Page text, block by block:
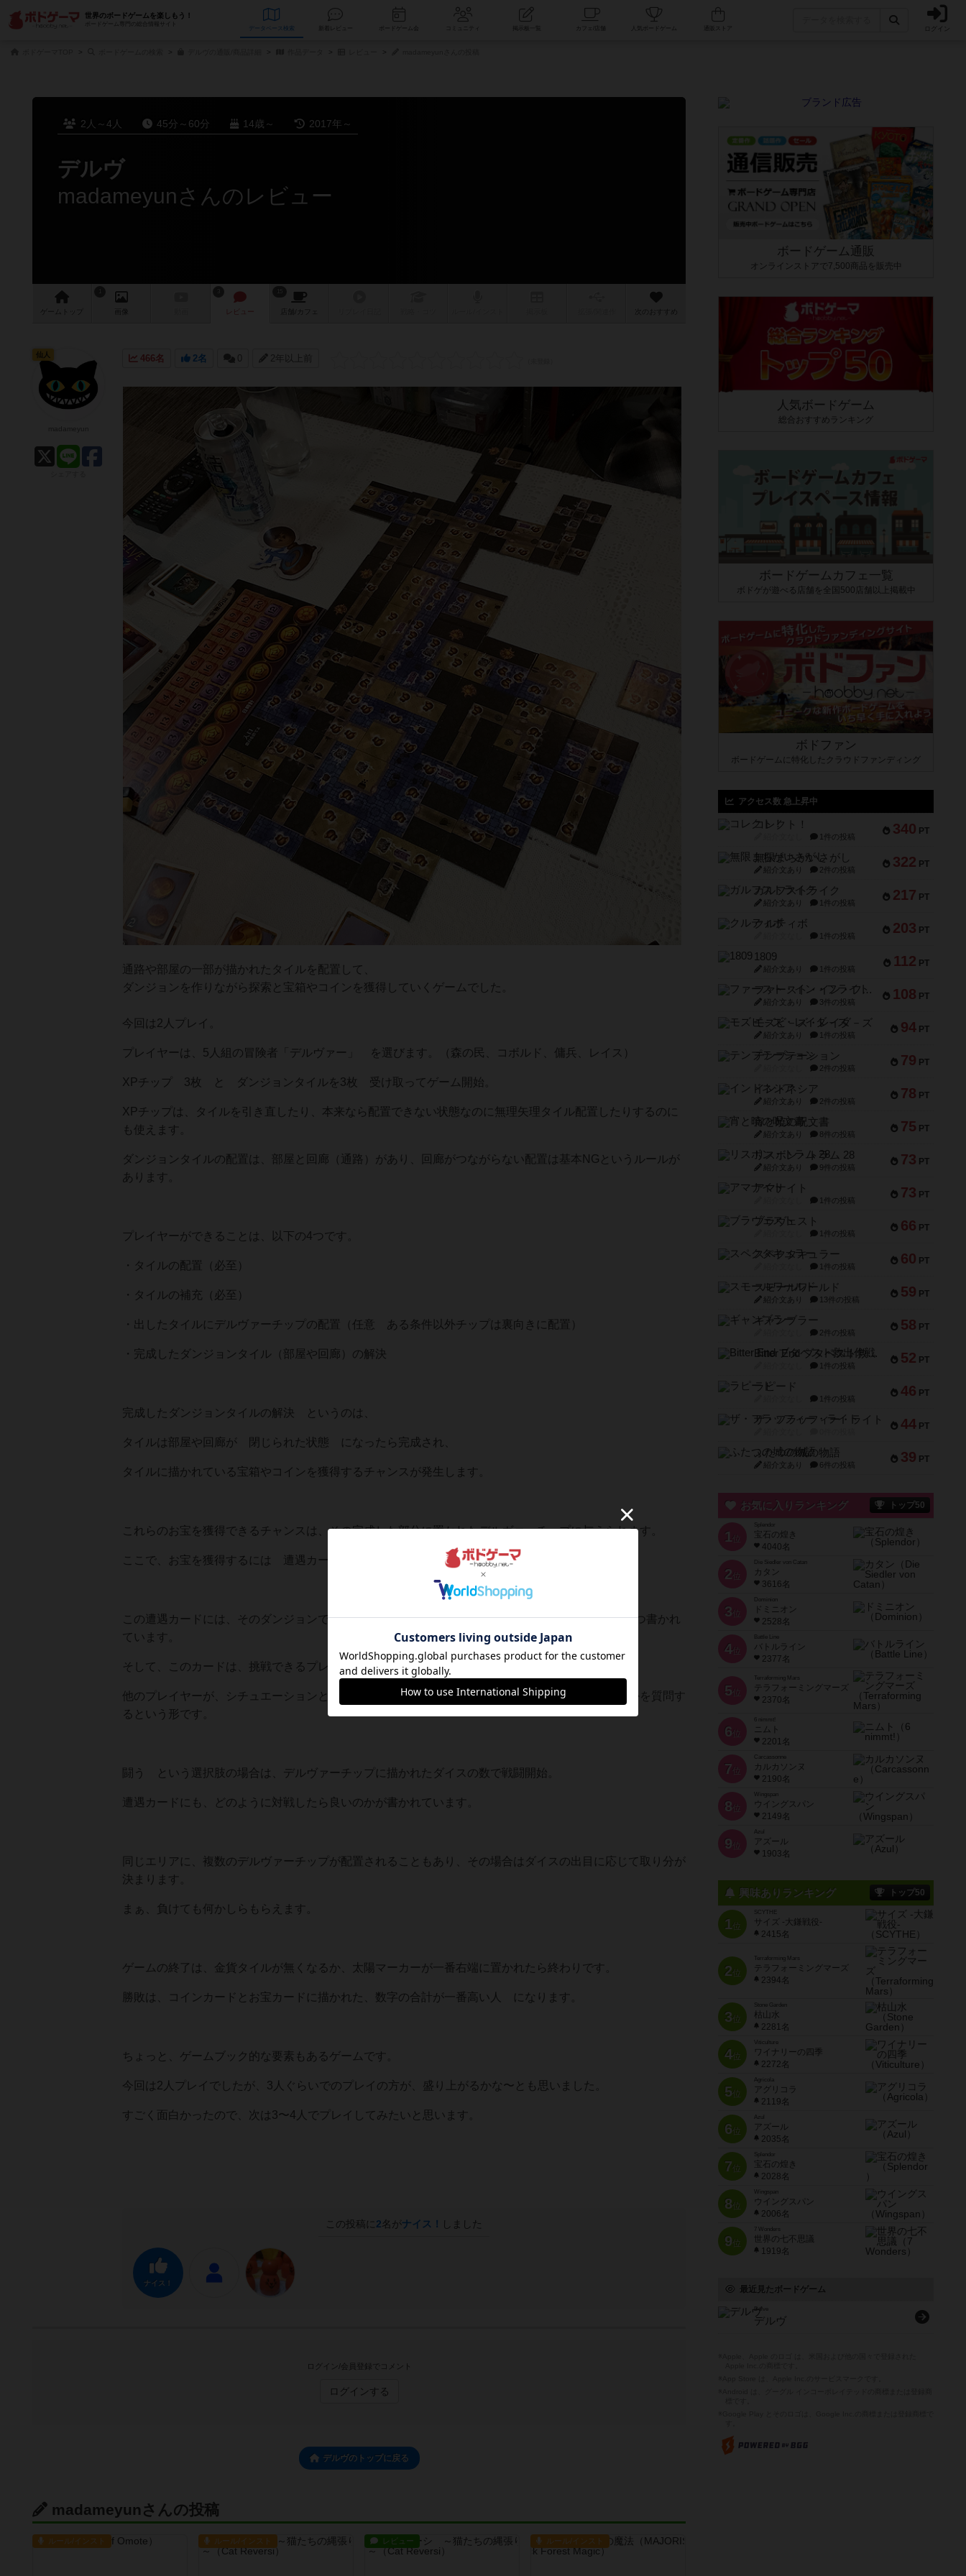
世界のボードゲームを楽しもう！
ボードゲーム専門の総合情報サイト
データベース コミュニティ 人気ボードゲーム ログイン
2人～4人 45分～60分 14歳～ 2017年～
デルヴ
madameyunさんのレビュー
ゲーム 画像 レビュー 店舗/ カフェ 次のおすすめ
466名 2名 0 2年以上前
通路や部屋の一部が描かれたタイルを配置して、
ダンジョンを作りながら探索と宝箱やコインを獲得していくゲームでした。
今回は2人プレイ。
プレイヤーは、5人組の冒険者「デルヴァー」 を選びます。（森の民、コボルド、傭兵、レイス）
XPチップ 3枚 と ダンジョンタイルを3枚 受け取ってゲーム開始。
XPチップは、タイルを引き直したり、本来なら配置できない状態なのに無理矢理タイル配置したりするのに
も使えます。
ダンジョンタイルの配置は、部屋と回廊（通路）があり、回廊がつながらない配置は基本NGというルールが
あります。
プレイヤーができることは、以下の4つです。
・タイルの配置（必至）
・タイルの補充（必至）
・出したタイルにデルヴァーチップの配置（任意 ある条件以外チップは裏向きに配置）
・完成したダンジョンタイル（部屋や回廊）の解決
完成したダンジョンタイルの解決 というのは、
タイルは部屋や回廊が 閉じられた状態 になったら完成され、
タイルに描かれている宝箱やコインを獲得するチャンスが発生します。
これらのお宝を獲得できるチャンスは、その完成した部分に置かれたデルヴァーチップに与えられます。
ここで、お宝を獲得するには 遭遇カードに書かれた内容をクリアしなくてはなりません。
この遭遇カードには、そのダンジョンでの シチュエーション、問題をクリアするための選択肢が2つ書かれ
ています。
そして、このカードは、挑戦できるプレイヤーは見ることができません。
他のプレイヤーが、シチュエーションと選択肢のタイトルのみを読み上げ、どちらの選択肢を選ぶかを質問す
るという形です。
闘う という選択肢の場合は、デルヴァーチップに描かれたダイスの数で戦闘開始。
遭遇カードにも、どのように対戦したら良いのかが書かれています。
同じエリアに、複数のデルヴァーチップが配置されることもあり、その場合はダイスの出目に応じて取り分が
決まります。
まぁ、負けても何かしらもらえます。
ゲームの終了は、金貨タイルが無くなるか、太陽マーカーが一番右端に置かれたら終わりです。
勝敗は、コインカードとお宝カードに描かれた、数字の合計が一番高い人 になります。
ちょっと、ゲームブック的な要素もあるゲームです。
今回は2人プレイでしたが、3人ぐらいでのプレイの方が、盛り上がるかな〜とも思いました。
すごく面白かったので、次は3〜4人でプレイしてみたいと思います。
この投稿に 2名がナイス！ しました
ナイス！
仙人
ログイン/会員登録でコメント
ログインする
デルヴのトップに戻る
madameyunさんの投稿
ルール/インスト ルール/インスト レビュー ルール/インスト
ボードゲーム通販
オンラインストアで7,500商品を販売中
人気ボードゲーム
総合おすすめランキング
ボードゲームカフェ一覧
ボドゲが遊べる店舗を全国500店舗以上掲載中
ボドファン
ボードゲームに特化したクラウドファンディング
アクセス数 急上昇中
340 PT
コレクト！
1件の投稿
322 PT
無限まちがいさがし
紹介文あり 2件の投稿
217 PT
ガルフストライク
紹介文あり 1件の投稿
203 PT
クルティボ
1件の投稿
112 PT
1809
紹介文あり 1件の投稿
108 PT
ファースト・イン・フライト
紹介文あり 3件の投稿
94 PT
モズビ－ズ・レイダ－ズ
紹介文あり 1件の投稿
79 PT
テンプテーション
2件の投稿
78 PT
インドネシア
紹介文あり 2件の投稿
75 PT
宵と暁の呪文書
紹介文あり 8件の投稿
73 PT
リスボン・トラム 28
紹介文あり 9件の投稿
73 PT
アマナイト
1件の投稿
66 PT
ブラヴェスト
1件の投稿
60 PT
スペクタキュラー
1件の投稿
59 PT
スモールワールド
紹介文あり 13件の投稿
58 PT
ギャンブラー
2件の投稿
52 PT
Bitter End ブタペスト救出作戦
1件の投稿
46 PT
ラピード
1件の投稿
44 PT
ザ・フラッフィー・ライト
39 PT
ふたつの城の物語
紹介文あり 6件の投稿
お気に入りランキング トップ50
1 位
宝石の煌き
4040名
2 位
Die Siedler von Catan
カタン
3616名
3 位
ドミニオン
2528名
4位
Battle Line
バトルライン
2377名
5 位
Terraforming Mars
テラフォーミングマーズ
2370名
6 位
ニムト
2201名
7 位
Carcassonne
カルカソンヌ
2190名
8 位
Wingspan
ウイングスパン
2149名
9 位
Azul
アズール
1903名
興味ありランキング トップ50
1位
SCYTHE
サイズ -大鎌戦役-
2415名
2位
Terraforming Mars
テラフォーミングマーズ
2394名
3位
Stone Garden
枯山水
2281名
4位
Viticulture
ワイナリーの四季
2272名
5位
Agricola
アグリコラ
2119名
6位
Azul
アズール
2035名
7位
宝石の煌き
2028名
8位
Wingspan
ウイングスパン
2006名
9位
7 Wonders
世界の七不思議
1919名
最近見たボードゲーム
Delve
デルヴ